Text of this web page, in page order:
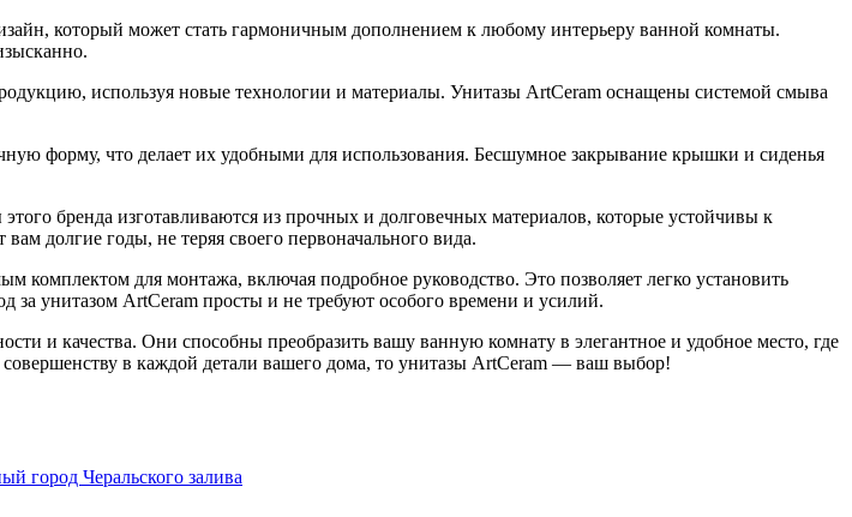
который может стать гармоничным дополнением к любому интерьеру ванной комнаты.
используя новые технологии и материалы. Унитазы ArtCeram оснащены системой смыва
форму, что делает их удобными для использования. Бесшумное закрывание крышки и сиденья
бренда изготавливаются из прочных и долговечных материалов, которые устойчивы к
долгие годы, не теряя своего первоначального вида.
для монтажа, включая подробное руководство. Это позволяет легко установить
за унитазом ArtCeram просты и не требуют особого времени и усилий.
и качества. Они способны преобразить вашу ванную комнату в элегантное и удобное место, где
в каждой детали вашего дома, то унитазы ArtCeram — ваш выбор!
город Черальского залива